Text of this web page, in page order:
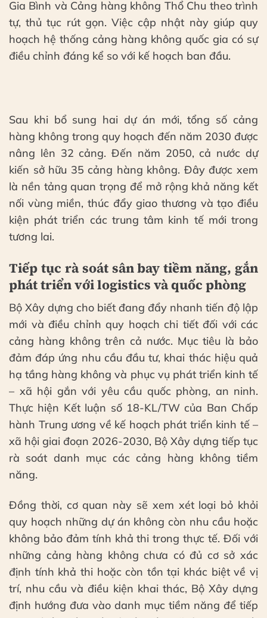
Gia Bình và Cảng hàng không Thổ Chu theo trình
tự, thủ tục rút gọn. Việc cập nhật này giúp quy
hoạch hệ thống cảng hàng không quốc gia có sự
điều chỉnh đáng kể so với kế hoạch ban đầu.
Sau khi bổ sung hai dự án mới, tổng số cảng
hàng không trong quy hoạch đến năm 2030 được
nâng lên 32 cảng. Đến năm 2050, cả nước dự
kiến sở hữu 35 cảng hàng không. Đây được xem
là nền tảng quan trọng để mở rộng khả năng kết
nối vùng miền, thúc đẩy giao thương và tạo điều
kiện phát triển các trung tâm kinh tế mới trong
tương lai.
Tiếp tục rà soát sân bay tiềm năng, gắn
phát triển với logistics và quốc phòng
Bộ Xây dựng cho biết đang đẩy nhanh tiến độ lập
mới và điều chỉnh quy hoạch chi tiết đối với các
cảng hàng không trên cả nước. Mục tiêu là bảo
đảm đáp ứng nhu cầu đầu tư, khai thác hiệu quả
hạ tầng hàng không và phục vụ phát triển kinh tế
– xã hội gắn với yêu cầu quốc phòng, an ninh.
Thực hiện Kết luận số 18-KL/TW của Ban Chấp
hành Trung ương về kế hoạch phát triển kinh tế –
xã hội giai đoạn 2026-2030, Bộ Xây dựng tiếp tục
rà soát danh mục các cảng hàng không tiềm
năng.
Đồng thời, cơ quan này sẽ xem xét loại bỏ khỏi
quy hoạch những dự án không còn nhu cầu hoặc
không bảo đảm tính khả thi trong thực tế. Đối với
những cảng hàng không chưa có đủ cơ sở xác
định tính khả thi hoặc còn tồn tại khác biệt về vị
trí, nhu cầu và điều kiện khai thác, Bộ Xây dựng
định hướng đưa vào danh mục tiềm năng để tiếp